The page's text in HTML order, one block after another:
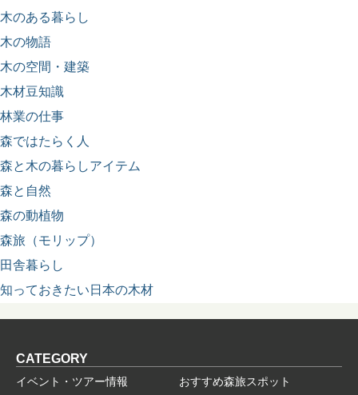
木のある暮らし
木の物語
木の空間・建築
木材豆知識
林業の仕事
森ではたらく人
森と木の暮らしアイテム
森と自然
森の動植物
森旅（モリップ）
田舎暮らし
知っておきたい日本の木材
CATEGORY
イベント・ツアー情報
おすすめ森旅スポット